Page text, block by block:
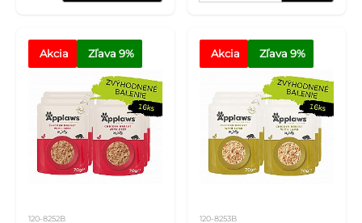
Akcia Zľava 9%
120-8252B
Akcia Zľava 9%
120-8253B